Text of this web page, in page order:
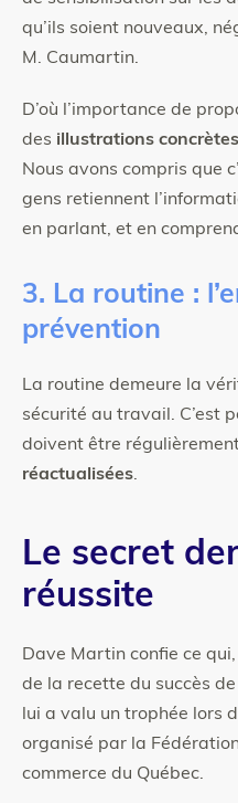
qu’ils soient nouveaux,
M. Caumartin.
D’où l’importance de
des illustrations concrètes
Nous avons compris que
gens retiennent
en parlant, et en
3. La routine :
prévention
La routine demeure la
sécurité au travail. C’est
doivent être
réactualisées.
Le secret
réussite
Dave Martin confie ce
de la recette du succès
lui a valu un trophée lors
organisé par la
commerce du Québec.